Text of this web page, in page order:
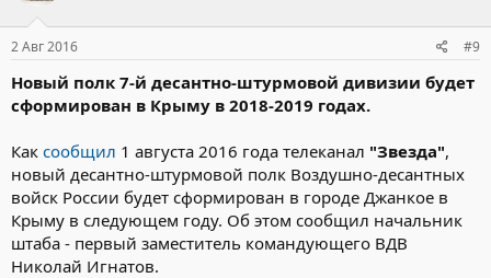
2 Авг 2016 #9
Новый полк 7-й десантно-штурмовой дивизии будет
сформирован в Крыму в 2018-2019 годах.
Как сообщил 1 августа 2016 года телеканал "Звезда",
новый десантно-штурмовой полк Воздушно-десантных
войск России будет сформирован в городе Джанкое в
Крыму в следующем году. Об этом сообщил начальник
штаба - первый заместитель командующего ВДВ
Николай Игнатов.